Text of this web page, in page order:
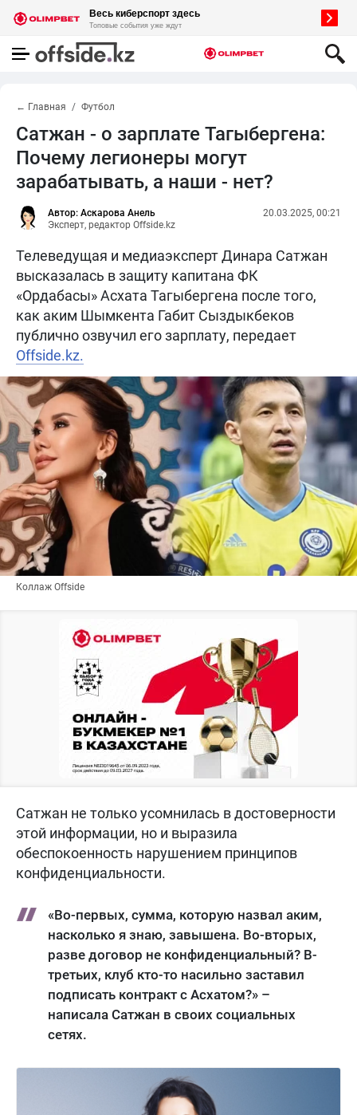
← Главная Футбол
Сатжан - о зарплате Тагыбергена:
Почему легионеры могут
зарабатывать, а наши - нет?
Автор: Аскарова Анель
Эксперт, редактор Offside.kz
20.03.2025, 00:21
Телеведущая и медиаэксперт Динара Сатжан
высказалась в защиту капитана ФК
«Ордабасы» Асхата Тагыбергена после того,
как аким Шымкента Габит Сыздыкбеков
публично озвучил его зарплату, передает
Offside.kz.
Коллаж Offside
Сатжан не только усомнилась в достоверности
этой информации, но и выразила
обеспокоенность нарушением принципов
конфиденциальности.
«Во-первых, сумма, которую назвал аким,
насколько я знаю, завышена. Во-вторых,
разве договор не конфиденциальный? В-
третьих, клуб кто-то насильно заставил
подписать контракт с Асхатом?» –
написала Сатжан в своих социальных
сетях.